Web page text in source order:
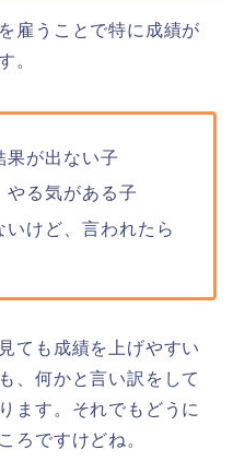
雇うことで特に成績が
。
果が出ない子
やる気がある子
いけど、言われたら
ても成績を上げやすい
、何かと言い訳をして
ます。それでもどうに
ろですけどね。